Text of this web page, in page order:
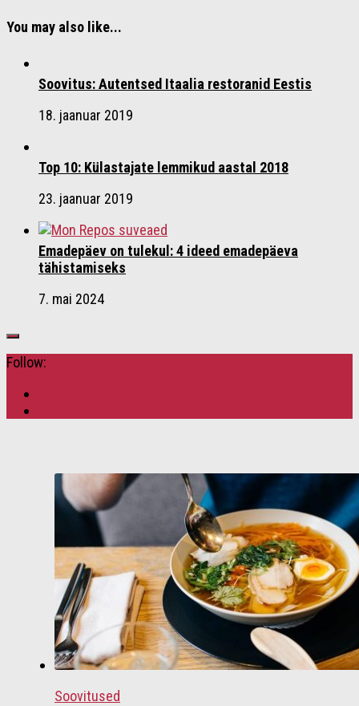
You may also like...
Soovitus: Autentsed Itaalia restoranid Eestis
18. jaanuar 2019
Top 10: Külastajate lemmikud aastal 2018
23. jaanuar 2019
Emadepäev on tulekul: 4 ideed emadepäeva
tähistamiseks
7. mai 2024
Follow:
Soovitused